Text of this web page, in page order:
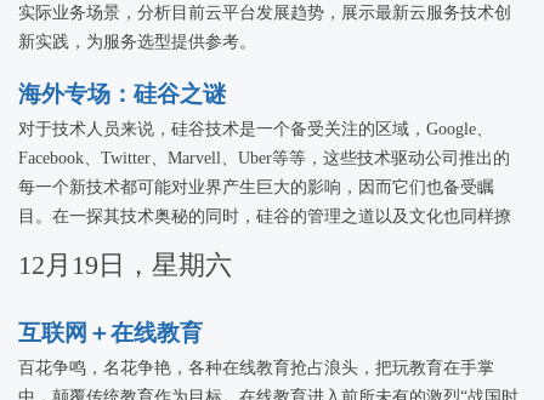
实际业务场景，分析目前云平台发展趋势，展示最新云服务技术创
新实践，为服务选型提供参考。
海外专场：硅谷之谜
对于技术人员来说，硅谷技术是一个备受关注的区域，Google、
Facebook、Twitter、Marvell、Uber等等，这些技术驱动公司推出的
每一个新技术都可能对业界产生巨大的影响，因而它们也备受瞩
目。在一探其技术奥秘的同时，硅谷的管理之道以及文化也同样撩
探求之路以及对硅谷文化的深层次认识揭示硅谷之谜。
12月19日，星期六
互联网＋在线教育
百花争鸣，名花争艳，各种在线教育抢占浪头，把玩教育在手掌